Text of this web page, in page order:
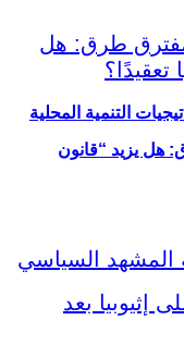
التنمية المحلية
هل يزيد “قانون